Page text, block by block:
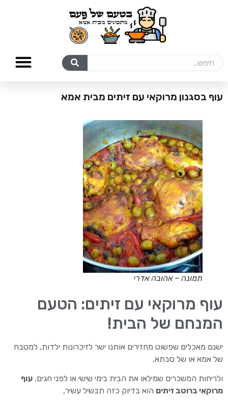
עוף בסגנון מרוקאי עם זיתים מבית אמא
תמונה – אהובה אדרי
עוף מרוקאי עם זיתים: הטעם
המנחם של הבית!
ישנם מאכלים שפשוט מחזירים אותנו ישר לזיכרונות ילדות, למטבח
של אמא או של סבתא,
ולריחות המשכרים שמילאו את הבית בימי שישי או לפני חגים. עוף
מרוקאי ברוטב זיתים הוא בדיוק כזה תבשיל עשיר,